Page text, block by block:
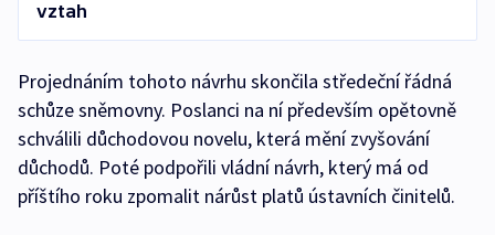
vztah
Projednáním tohoto návrhu skončila středeční řádná
schůze sněmovny. Poslanci na ní především opětovně
schválili důchodovou novelu, která mění zvyšování
důchodů. Poté podpořili vládní návrh, který má od
příštího roku zpomalit nárůst platů ústavních činitelů.